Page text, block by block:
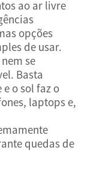
ao ar livre
opções
de usar.
se
Basta
o sol faz o
laptops e,
quedas de